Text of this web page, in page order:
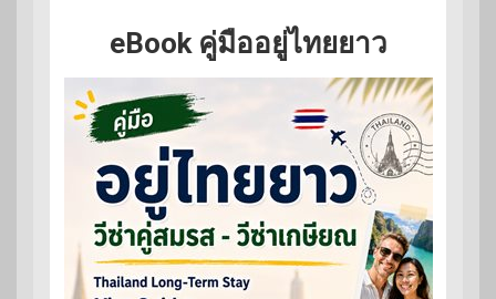
eBook คู่มืออยู่ไทยยาว